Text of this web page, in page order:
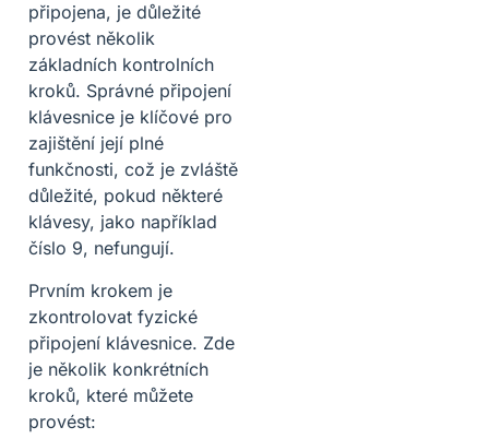
připojena, je důležité
provést několik
základních kontrolních
kroků. Správné připojení
klávesnice je klíčové pro
zajištění její plné
funkčnosti, což je zvláště
důležité, pokud některé
klávesy, jako například
číslo 9, nefungují.
Prvním krokem je
zkontrolovat fyzické
připojení klávesnice. Zde
je několik konkrétních
kroků, které můžete
provést: